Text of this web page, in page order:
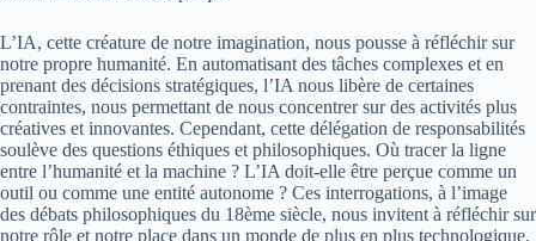
L’IA, cette créature de notre imagination, nous pousse à réfléchir sur
notre propre humanité. En automatisant des tâches complexes et en
prenant des décisions stratégiques, l’IA nous libère de certaines
contraintes, nous permettant de nous concentrer sur des activités plus
créatives et innovantes. Cependant, cette délégation de responsabilités
soulève des questions éthiques et philosophiques. Où tracer la ligne
entre l’humanité et la machine ? L’IA doit-elle être perçue comme un
outil ou comme une entité autonome ? Ces interrogations, à l’image
des débats philosophiques du 18ème siècle, nous invitent à réfléchir sur
notre rôle et notre place dans un monde de plus en plus technologique.